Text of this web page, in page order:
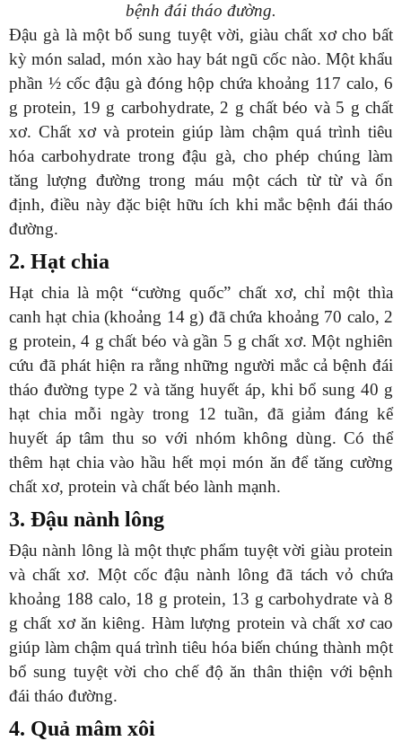
bệnh đái tháo đường.
Đậu gà là một bổ sung tuyệt vời, giàu chất xơ cho bất
kỳ món salad, món xào hay bát ngũ cốc nào. Một khẩu
phần ½ cốc đậu gà đóng hộp chứa khoảng 117 calo, 6
g protein, 19 g carbohydrate, 2 g chất béo và 5 g chất
xơ. Chất xơ và protein giúp làm chậm quá trình tiêu
hóa carbohydrate trong đậu gà, cho phép chúng làm
tăng lượng đường trong máu một cách từ từ và ổn
định, điều này đặc biệt hữu ích khi mắc bệnh đái tháo
đường.
2. Hạt chia
Hạt chia là một “cường quốc” chất xơ, chỉ một thìa
canh hạt chia (khoảng 14 g) đã chứa khoảng 70 calo, 2
g protein, 4 g chất béo và gần 5 g chất xơ. Một nghiên
cứu đã phát hiện ra rằng những người mắc cả bệnh đái
tháo đường type 2 và tăng huyết áp, khi bổ sung 40 g
hạt chia mỗi ngày trong 12 tuần, đã giảm đáng kể
huyết áp tâm thu so với nhóm không dùng. Có thể
thêm hạt chia vào hầu hết mọi món ăn để tăng cường
chất xơ, protein và chất béo lành mạnh.
3. Đậu nành lông
Đậu nành lông là một thực phẩm tuyệt vời giàu protein
và chất xơ. Một cốc đậu nành lông đã tách vỏ chứa
khoảng 188 calo, 18 g protein, 13 g carbohydrate và 8
g chất xơ ăn kiêng. Hàm lượng protein và chất xơ cao
giúp làm chậm quá trình tiêu hóa biến chúng thành một
bổ sung tuyệt vời cho chế độ ăn thân thiện với bệnh
đái tháo đường.
4. Quả mâm xôi